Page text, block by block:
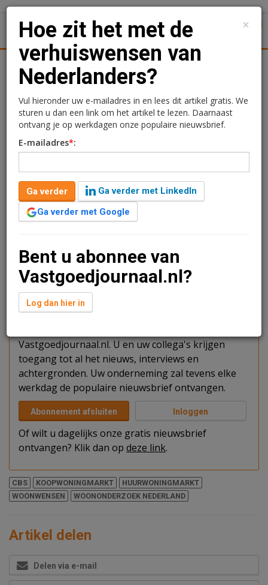
Uitgelicht Achtergronden
Hoe zit het met de
verhuiswensen van
Nederlanders?
Charlotte Bijenveld
22 oktober 2015 om 09:40
3 minuten leestijd
In hoeverre leiden verhuisplannen ook echt tot
woningmarkt tussen 2006 en 2011.
Verder lezen?
U kunt het artikel niet volledig lezen omdat u nog
Vastgoedjournaal.nl. U en uw collega's krijgen
toegang tot al het nieuws, interviews en
achtergronden. Uw onderneming zal tevens elke
werkdag de populaire nieuwsbrief ontvangen.
Abonnement afsluiten Inloggen
Of wilt u dagelijks onze gratis nieuwsbrief
ontvangen? Klik dan op deze link.
CBS KOOPWONINGMARKT
HUURWONINGMARKT
WOONWENSEN
WOONONDERZOEK NEDERLAND
Artikel delen
Delen via e-mail
×
Hoe zit het met de
verhuiswensen van
Nederlanders?
Vul hieronder uw e-mailadres in en lees dit artikel gratis. We
sturen u dan een link om het artikel te lezen. Daarnaast
ontvang je op werkdagen onze populaire nieuwsbrief.
E-mailadres*:
Ga verder
Ga verder met LinkedIn
Ga verder met Google
Bent u abonnee van
Vastgoedjournaal.nl?
Log dan hier in